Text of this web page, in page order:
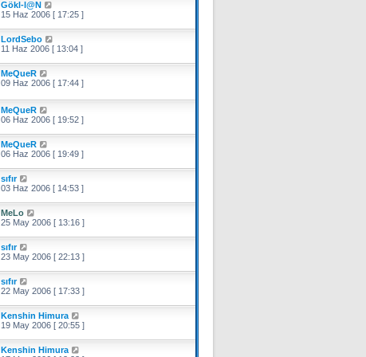
Gökl-l@N
15 Haz 2006 [ 17:25 ]
LordSebo
11 Haz 2006 [ 13:04 ]
MeQueR
09 Haz 2006 [ 17:44 ]
MeQueR
06 Haz 2006 [ 19:52 ]
MeQueR
06 Haz 2006 [ 19:49 ]
sıfır
03 Haz 2006 [ 14:53 ]
MeLo
25 May 2006 [ 13:16 ]
sıfır
23 May 2006 [ 22:13 ]
sıfır
22 May 2006 [ 17:33 ]
Kenshin Himura
19 May 2006 [ 20:55 ]
Kenshin Himura